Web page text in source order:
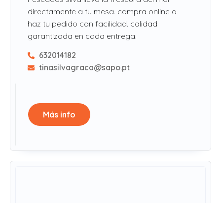
directamente a tu mesa. compra online o
haz tu pedido con facilidad. calidad
garantizada en cada entrega.
632014182
tinasilvagraca@sapo.pt
Más info